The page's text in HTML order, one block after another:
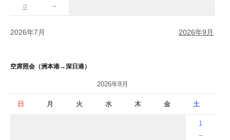
○ －
2026年7月 2026年9月
空席照会（洲本港→深日港）
2026年8月
日 月 火 水 木 金 土
1
－